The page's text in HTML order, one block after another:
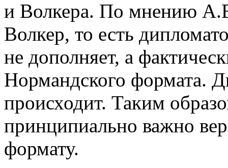
и Волкера. По мнению
Волкер, то есть
не дополняет, а
Нормандского формата.
происходит. Таким
принципиально важно
формату.